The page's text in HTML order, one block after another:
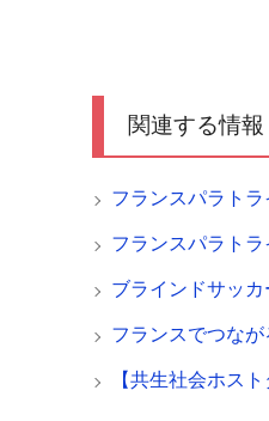
関連する情報
フランスパラト
フランスパラト
ブラインドサッカ
フランスでつな
【共生社会ホス